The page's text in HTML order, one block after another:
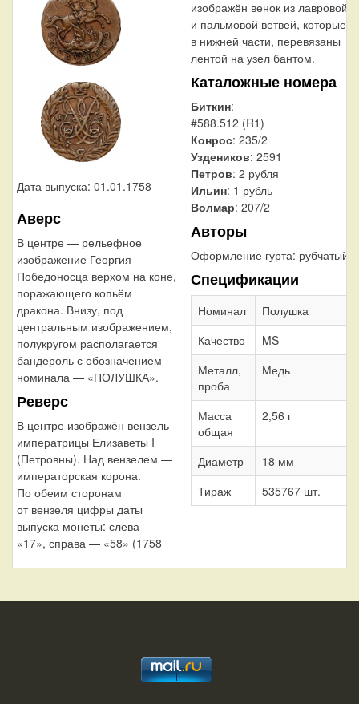
Дата выпуска: 01.01.1758
Аверс
В центре — рельефное
изображение Георгия
Победоносца верхом на коне,
поражающего копьём
дракона. Внизу, под
центральным изображением,
полукругом располагается
бандероль с обозначением
номинала — «ПОЛУШКА».
Реверс
В центре изображён вензель
императрицы Елизаветы I
(Петровны). Над вензелем —
императорская корона.
По обеим сторонам
от вензеля цифры даты
выпуска монеты: слева —
«17», справа — «58» (1758
изображён венок из лавровой
и пальмовой ветвей, которые,
в нижней части, перевязаны
лентой на узел бантом.
Каталожные номера
Биткин:
#588.512 (R1)
Конрос: 235/2
Уздеников: 2591
Петров: 2 рубля
Ильин: 1 рубль
Волмар: 207/2
Авторы
Оформление гурта: рубчатый
Спецификации
Номинал
Полушка
Качество
MS
Металл,
проба
Медь
Масса
общая
2,56 г
Диаметр
18 мм
Тираж
535767 шт.